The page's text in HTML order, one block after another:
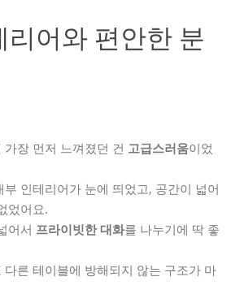
어와 편안한 분
장 먼저 느껴졌던 건 고급스러움이었
인테리어가 눈에 띄었고, 공간이 넓어
었어요.
어서 프라이빗한 대화를 나누기에 딱 좋
른 테이블에 방해되지 않는 구조가 마